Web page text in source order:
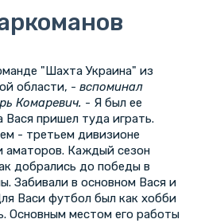
"Шахта Украина" из
области, - вспоминал
Комаревич. - Я был ее
пришел туда играть.
- третьем дивизионе
аматоров. Каждый сезон
добрались до победы в
Забивали в основном Вася и
Васи футбол был как хобби
Основным местом его работы